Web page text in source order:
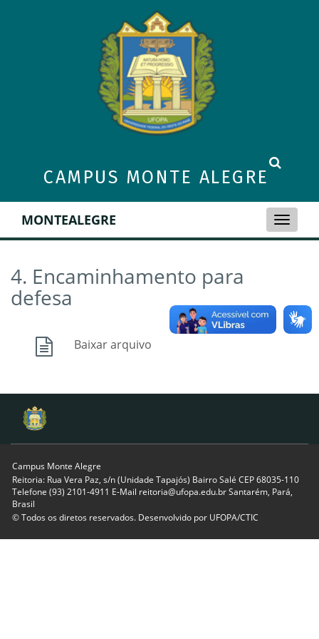
CAMPUS MONTE ALEGRE
Toggle
MONTEALEGRE
4. Encaminhamento para
defesa
Baixar arquivo
Campus Monte Alegre
Reitoria: Rua Vera Paz, s/n (Unidade Tapajós) Bairro Salé CEP 68035-110
Telefone (93) 2101-4911 E-Mail reitoria@ufopa.edu.br Santarém, Pará,
Brasil
© Todos os diretos reservados. Desenvolvido por UFOPA/CTIC